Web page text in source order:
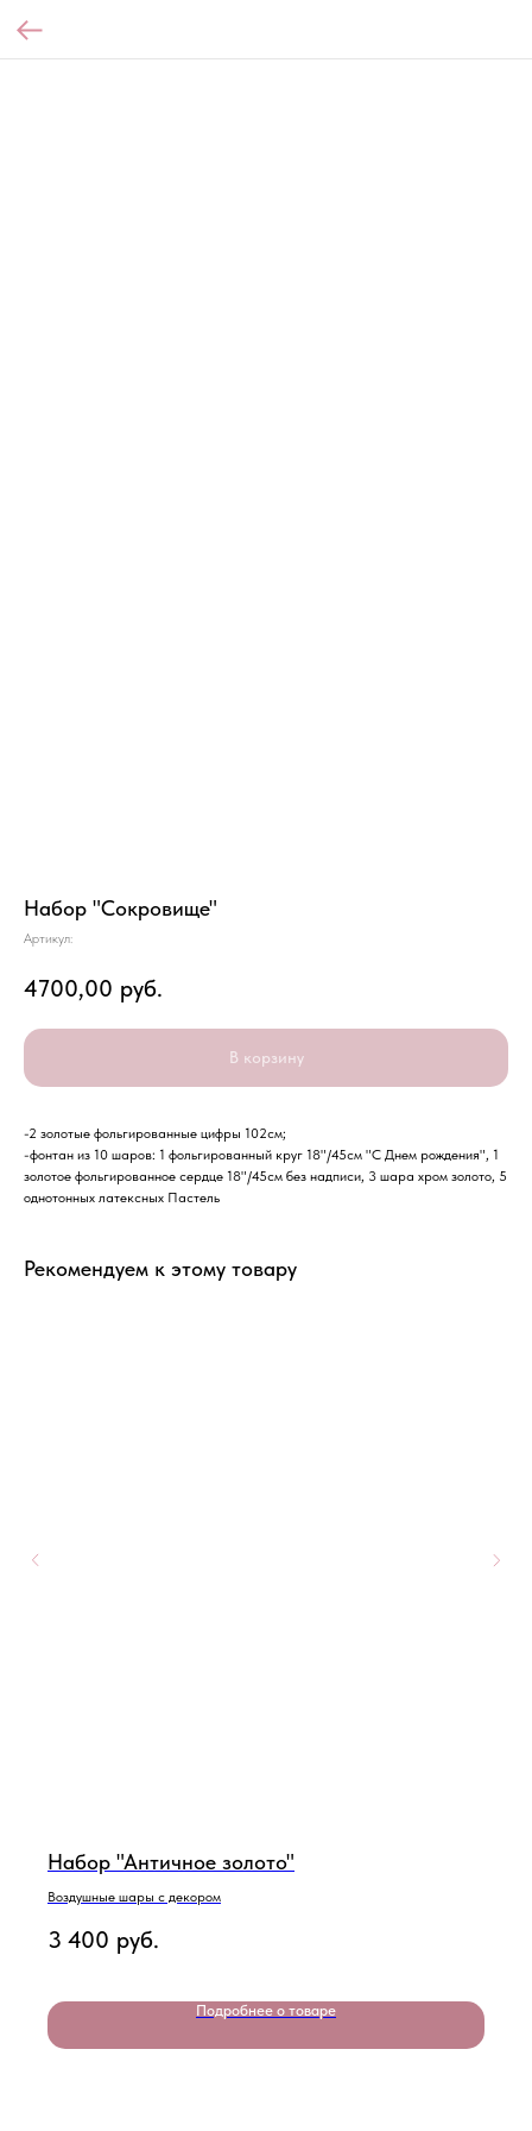
Набор "Сокровище"
Артикул:
4700,00 руб.
В корзину
-2 золотые фольгированные цифры 102см;
-фонтан из 10 шаров: 1 фольгированный круг 18"/45см "С Днем рождения", 1
золотое фольгированное сердце 18"/45см без надписи, 3 шара хром золото, 5
однотонных латексных Пастель
Рекомендуем к этому товару
Набор "Античное золото"
Воздушные шары с декором
3 400 руб.
Подробнее о товаре